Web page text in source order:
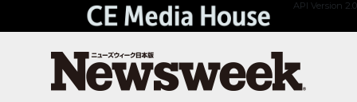
API Version 2.0